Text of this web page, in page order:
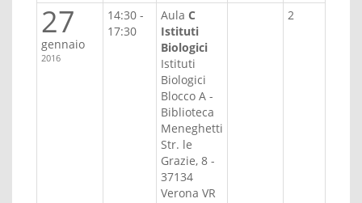
27
gennaio
2016
14:30 -
17:30
Aula C
Istituti
Biologici
Istituti
Biologici
Blocco A -
Biblioteca
Meneghetti
Str. le
Grazie, 8 -
37134
Verona VR
2